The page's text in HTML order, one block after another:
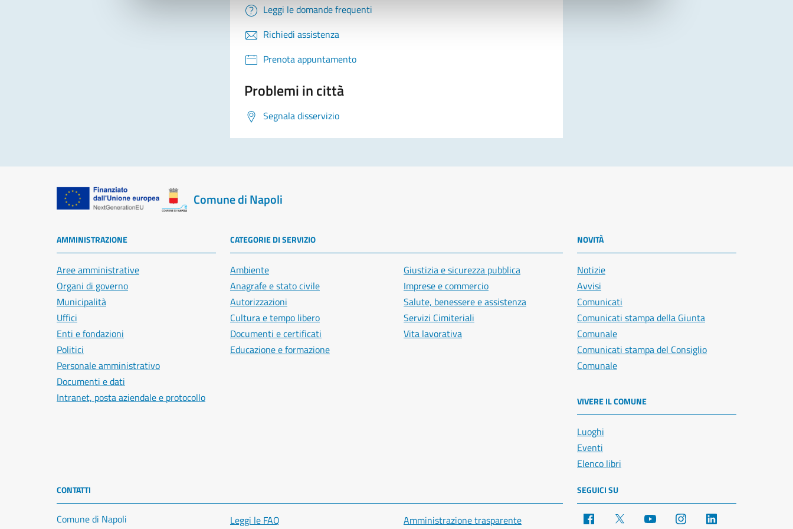
Leggi le domande frequenti
Richiedi assistenza
Prenota appuntamento
Problemi in città
Segnala disservizio
Comune di Napoli
AMMINISTRAZIONE
Aree amministrative
Organi di governo
Municipalità
Uffici
Enti e fondazioni
Politici
Personale amministrativo
Documenti e dati
Intranet, posta aziendale e protocollo
CATEGORIE DI SERVIZIO
Ambiente
Anagrafe e stato civile
Autorizzazioni
Cultura e tempo libero
Documenti e certificati
Educazione e formazione
Giustizia e sicurezza pubblica
Imprese e commercio
Salute, benessere e assistenza
Servizi Cimiteriali
Vita lavorativa
NOVITÀ
Notizie
Avvisi
Comunicati
Comunicati stampa della Giunta
Comunale
Comunicati stampa del Consiglio
Comunale
VIVERE IL COMUNE
Luoghi
Eventi
Elenco libri
CONTATTI
Comune di Napoli
Leggi le FAQ Amministrazione trasparente
SEGUICI SU
Facebook YouTube Instagram